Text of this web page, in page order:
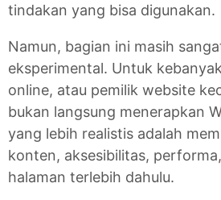
tindakan yang bisa digunakan.
Namun, bagian ini masih
eksperimental. Untuk
online, atau pemilik website
bukan langsung menerapkan
yang lebih realistis adalah
konten, aksesibilitas,
halaman terlebih dahulu.